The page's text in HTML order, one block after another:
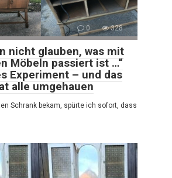
0 328
nicht glauben, was mit
Möbeln passiert ist …“
Experiment – und das
alle umgehauen
Schrank bekam, spürte ich sofort, dass